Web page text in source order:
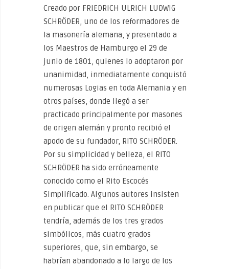
Creado por FRIEDRICH ULRICH LUDWIG
SCHRÖDER, uno de los reformadores de
la masonería alemana, y presentado a
los Maestros de Hamburgo el 29 de
junio de 1801, quienes lo adoptaron por
unanimidad, inmediatamente conquistó
numerosas Logias en toda Alemania y en
otros países, donde llegó a ser
practicado principalmente por masones
de origen alemán y pronto recibió el
apodo de su fundador, RITO SCHRÖDER.
Por su simplicidad y belleza, el RITO
SCHRÖDER ha sido erróneamente
conocido como el Rito Escocés
Simplificado. Algunos autores insisten
en publicar que el RITO SCHRÖDER
tendría, además de los tres grados
simbólicos, más cuatro grados
superiores, que, sin embargo, se
habrían abandonado a lo largo de los